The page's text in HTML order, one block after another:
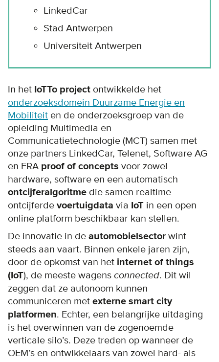
LinkedCar
Stad Antwerpen
Universiteit Antwerpen
In het IoTTo project ontwikkelde het
onderzoeksdomein Duurzame Energie en
Mobiliteit en de onderzoeksgroep van de
opleiding Multimedia en
Communicatietechnologie (MCT) samen met
onze partners LinkedCar, Telenet, Software AG
en ERA proof of concepts voor zowel
hardware, software en een automatisch
ontcijferalgoritme die samen realtime
ontcijferde voertuigdata via IoT in een open
online platform beschikbaar kan stellen.
De innovatie in de automobielsector wint
steeds aan vaart. Binnen enkele jaren zijn,
door de opkomst van het internet of things
(IoT), de meeste wagens connected. Dit wil
zeggen dat ze autonoom kunnen
communiceren met externe smart city
platformen. Echter, een belangrijke uitdaging
is het overwinnen van de zogenoemde
verticale silo’s. Deze treden op wanneer de
OEM’s en ontwikkelaars van zowel hard- als